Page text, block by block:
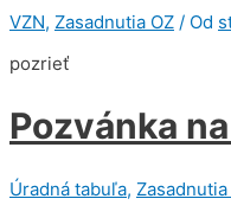
VZN, Zasadnutia OZ / Od
pozrieť
Pozvánka
Úradná tabuľa, Zasadnutia